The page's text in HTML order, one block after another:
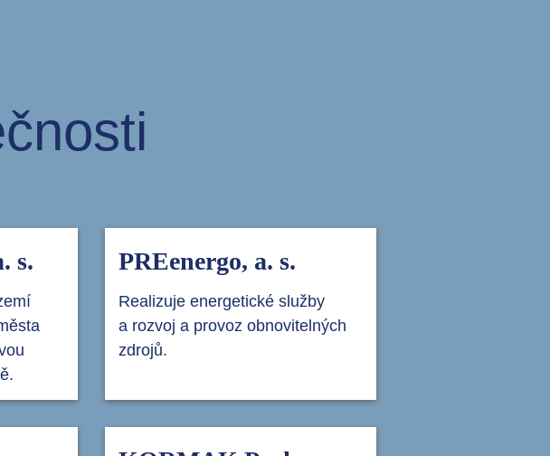
s. PREenergo, a. s.
Realizuje energetické služby
a rozvoj a provoz obnovitelných
zdrojů.